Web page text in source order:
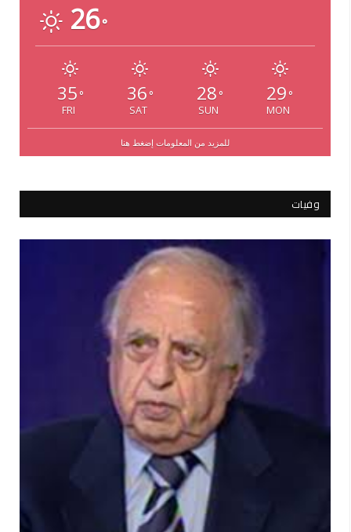
26°
35 °
FRI
36 °
SAT
28 °
SUN
29 °
MON
للمزيد من المعلومات إضغط هنا
وفيات